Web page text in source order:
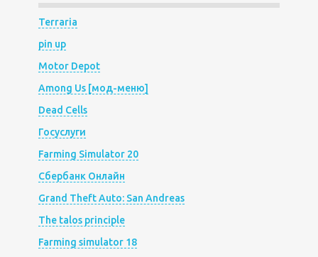
Terraria
pin up
Motor Depot
Among Us [мод-меню]
Dead Cells
Госуслуги
Farming Simulator 20
Сбербанк Онлайн
Grand Theft Auto: San Andreas
The talos principle
Farming simulator 18